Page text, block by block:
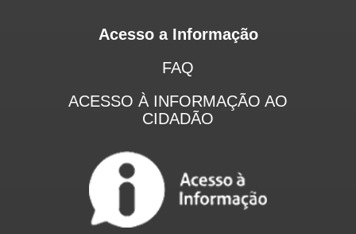
Acesso a Informação
FAQ
ACESSO À INFORMAÇÃO AO
CIDADÃO